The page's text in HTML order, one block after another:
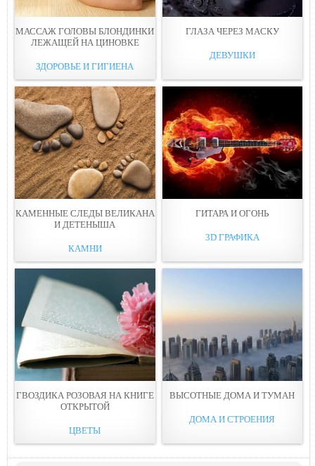
МАССАЖ ГОЛОВЫ БЛОНДИНКИ
ЛЕЖАЩЕЙ НА ЦИНОВКЕ
ЗДОРОВЬЕ И ГИГИЕНА
ГЛАЗА ЧЕРЕЗ МAСКУ
ДЕВУШКИ
КАМЕННЫЕ СЛЕДЫ ВЕЛИКАНА
И ДЕТЕНЫША
КАМНИ
ГИТАРА И ОГОНЬ
3D ГРАФИКА
ГВОЗДИКА РОЗОВАЯ НА КНИГE
ОТКРЫТОЙ
ЦВЕТЫ
ВЫСОТНЫЕ ДОМА И ТУМAН
ДОМА И СТРОЕНИЯ